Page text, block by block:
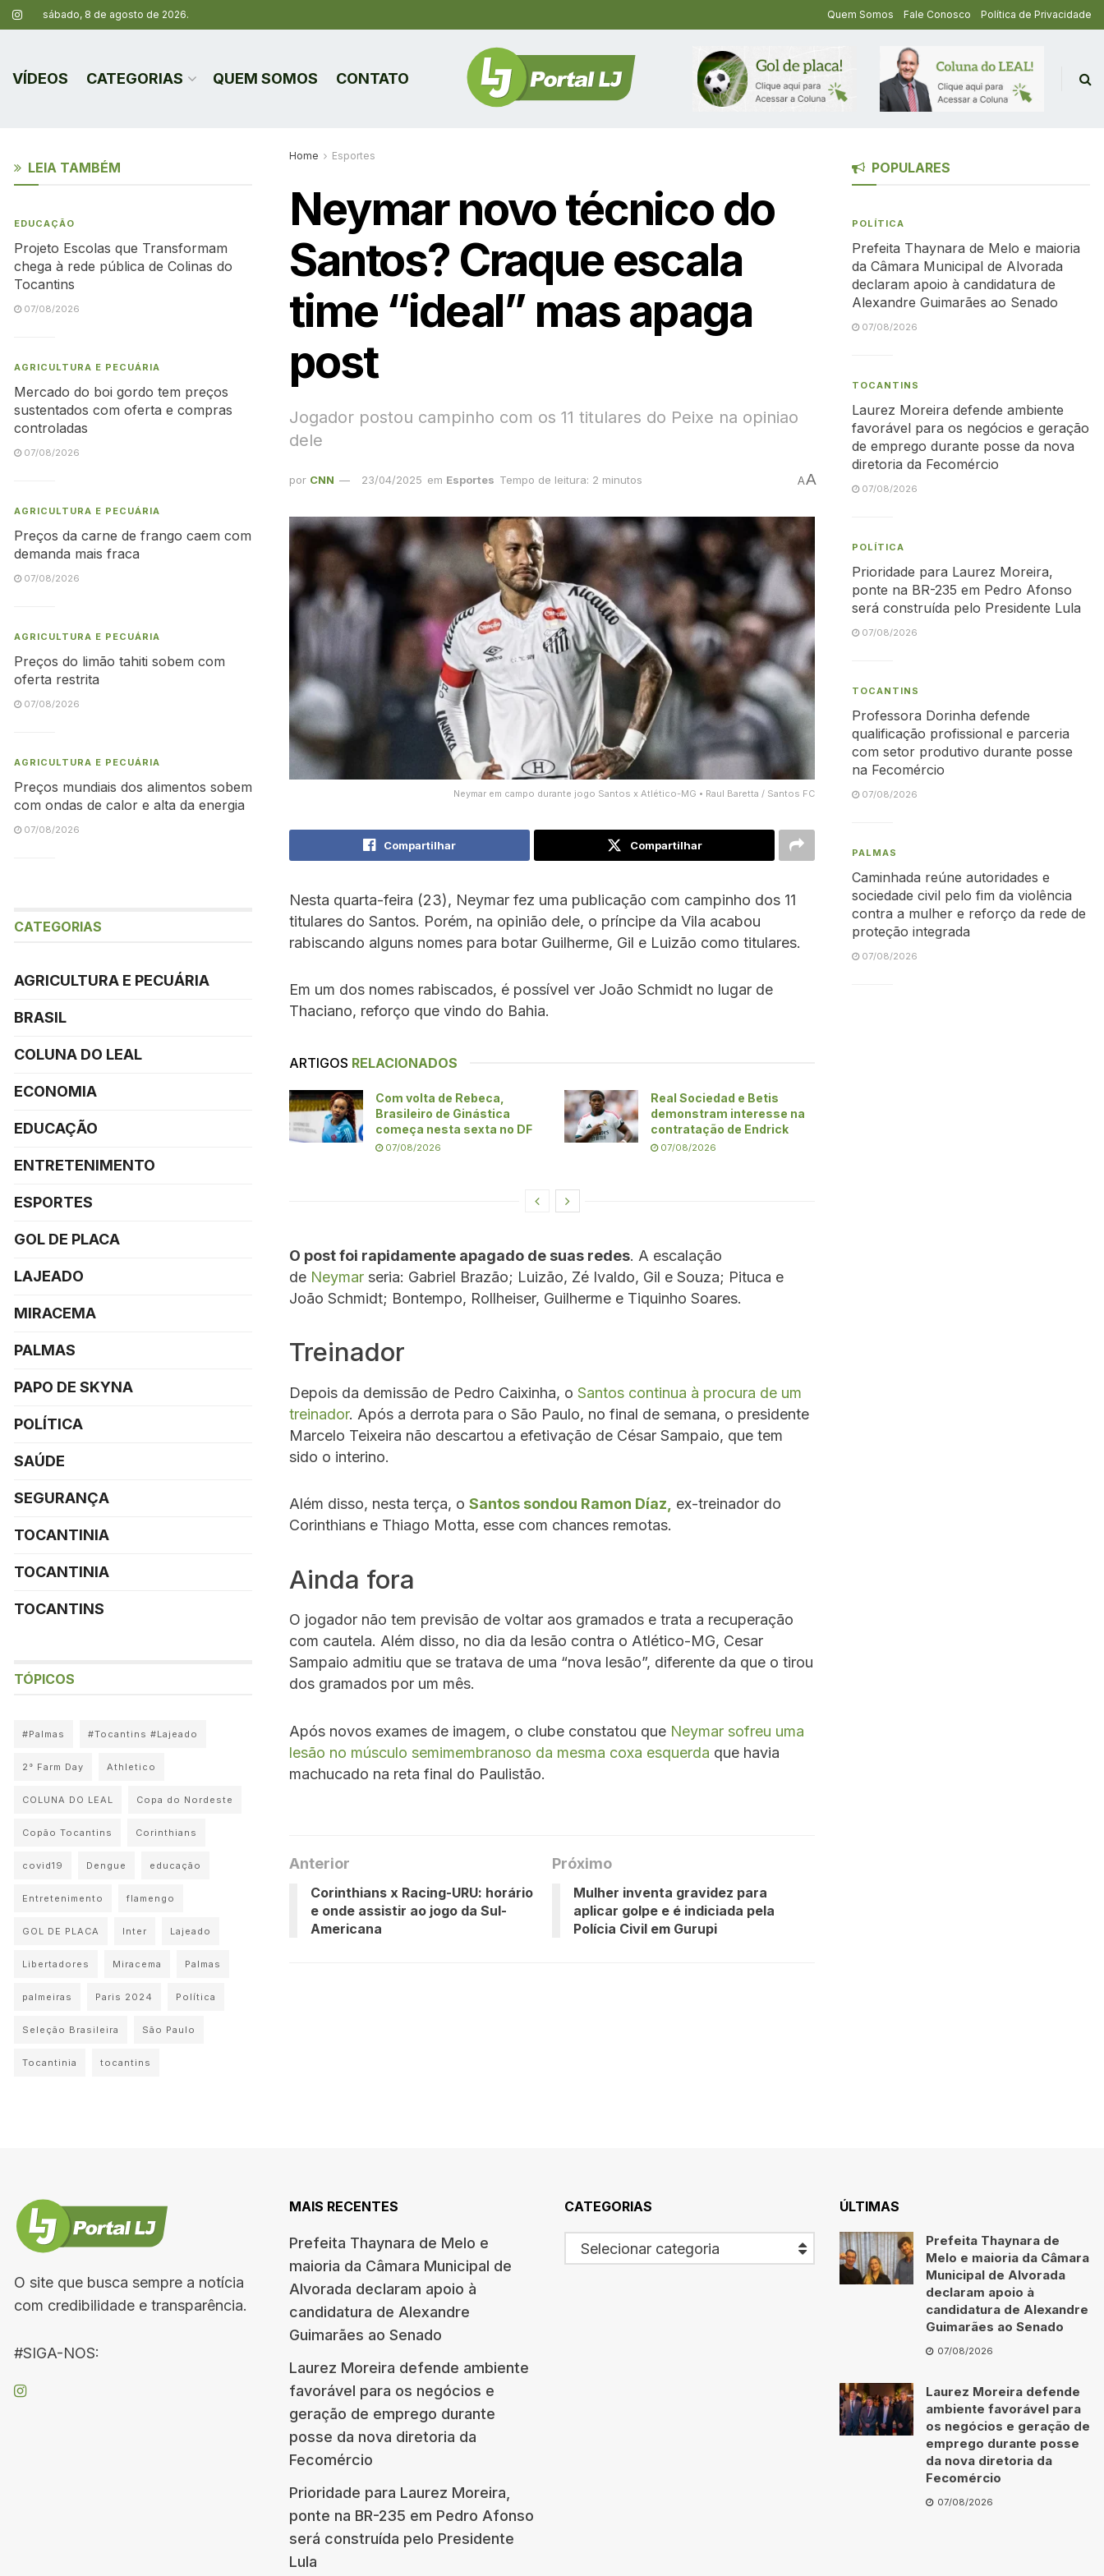
sábado, 8 de agosto de 2026. Quem Somos Fale Conosco Política de Privacidade
VÍDEOS CATEGORIAS QUEM SOMOS CONTATO
Home Esportes
Neymar novo técnico do
Santos? Craque escala
time “ideal” mas apaga
post
Jogador postou campinho com os 11 titulares do Peixe na opiniao
dele
por CNN 23/04/2025 em Esportes Tempo de leitura: 2 minutos AA
Neymar em campo durante jogo Santos x Atlético-MG • Raul Baretta / Santos FC
Compartilhar Compartilhar
Nesta quarta-feira (23), Neymar fez uma publicação com campinho dos 11
titulares do Santos. Porém, na opinião dele, o príncipe da Vila acabou
rabiscando alguns nomes para botar Guilherme, Gil e Luizão como titulares.
Em um dos nomes rabiscados, é possível ver João Schmidt no lugar de
Thaciano, reforço que vindo do Bahia.
ARTIGOS RELACIONADOS
Com volta de Rebeca,
Brasileiro de Ginástica
começa nesta sexta no DF
07/08/2026
Real Sociedad e Betis
demonstram interesse na
contratação de Endrick
07/08/2026
O post foi rapidamente apagado de suas redes. A escalação
de Neymar seria: Gabriel Brazão; Luizão, Zé Ivaldo, Gil e Souza; Pituca e
João Schmidt; Bontempo, Rollheiser, Guilherme e Tiquinho Soares.
Treinador
Depois da demissão de Pedro Caixinha, o Santos continua à procura de um
treinador. Após a derrota para o São Paulo, no final de semana, o presidente
Marcelo Teixeira não descartou a efetivação de César Sampaio, que tem
sido o interino.
Além disso, nesta terça, o Santos sondou Ramon Díaz, ex-treinador do
Corinthians e Thiago Motta, esse com chances remotas.
Ainda fora
O jogador não tem previsão de voltar aos gramados e trata a recuperação
com cautela. Além disso, no dia da lesão contra o Atlético-MG, Cesar
Sampaio admitiu que se tratava de uma “nova lesão”, diferente da que o tirou
dos gramados por um mês.
Após novos exames de imagem, o clube constatou que Neymar sofreu uma
lesão no músculo semimembranoso da mesma coxa esquerda que havia
machucado na reta final do Paulistão.
Anterior
Corinthians x Racing-URU: horário
e onde assistir ao jogo da Sul-
Americana
Próximo
Mulher inventa gravidez para
aplicar golpe e é indiciada pela
Polícia Civil em Gurupi
LEIA TAMBÉM
EDUCAÇÃO
Projeto Escolas que Transformam
chega à rede pública de Colinas do
Tocantins
07/08/2026
AGRICULTURA E PECUÁRIA
Mercado do boi gordo tem preços
sustentados com oferta e compras
controladas
07/08/2026
AGRICULTURA E PECUÁRIA
Preços da carne de frango caem com
demanda mais fraca
07/08/2026
AGRICULTURA E PECUÁRIA
Preços do limão tahiti sobem com
oferta restrita
07/08/2026
AGRICULTURA E PECUÁRIA
Preços mundiais dos alimentos sobem
com ondas de calor e alta da energia
07/08/2026
CATEGORIAS
AGRICULTURA E PECUÁRIA
BRASIL
COLUNA DO LEAL
ECONOMIA
EDUCAÇÃO
ENTRETENIMENTO
ESPORTES
GOL DE PLACA
LAJEADO
MIRACEMA
PALMAS
PAPO DE SKYNA
POLÍTICA
SAÚDE
SEGURANÇA
TOCANTINIA
TOCANTINIA
TOCANTINS
TÓPICOS
#Palmas #Tocantins #Lajeado
2° Farm Day Athletico
COLUNA DO LEAL Copa do Nordeste
Copão Tocantins Corinthians
covid19 Dengue educação
Entretenimento flamengo
GOL DE PLACA Inter Lajeado
Libertadores Miracema Palmas
palmeiras Paris 2024 Política
Seleção Brasileira São Paulo
Tocantinia tocantins
POPULARES
POLÍTICA
Prefeita Thaynara de Melo e maioria
da Câmara Municipal de Alvorada
declaram apoio à candidatura de
Alexandre Guimarães ao Senado
07/08/2026
TOCANTINS
Laurez Moreira defende ambiente
favorável para os negócios e geração
de emprego durante posse da nova
diretoria da Fecomércio
07/08/2026
POLÍTICA
Prioridade para Laurez Moreira,
ponte na BR-235 em Pedro Afonso
será construída pelo Presidente Lula
07/08/2026
TOCANTINS
Professora Dorinha defende
qualificação profissional e parceria
com setor produtivo durante posse
na Fecomércio
07/08/2026
PALMAS
Caminhada reúne autoridades e
sociedade civil pelo fim da violência
contra a mulher e reforço da rede de
proteção integrada
07/08/2026
O site que busca sempre a notícia
com credibilidade e transparência.
#SIGA-NOS:
MAIS RECENTES
Prefeita Thaynara de Melo e
maioria da Câmara Municipal de
Alvorada declaram apoio à
candidatura de Alexandre
Guimarães ao Senado
Laurez Moreira defende ambiente
favorável para os negócios e
geração de emprego durante
posse da nova diretoria da
Fecomércio
Prioridade para Laurez Moreira,
ponte na BR-235 em Pedro Afonso
será construída pelo Presidente
Lula
CATEGORIAS
Selecionar categoria
ÚLTIMAS
Prefeita Thaynara de
Melo e maioria da Câmara
Municipal de Alvorada
declaram apoio à
candidatura de Alexandre
Guimarães ao Senado
07/08/2026
Laurez Moreira defende
ambiente favorável para
os negócios e geração de
emprego durante posse
da nova diretoria da
Fecomércio
07/08/2026